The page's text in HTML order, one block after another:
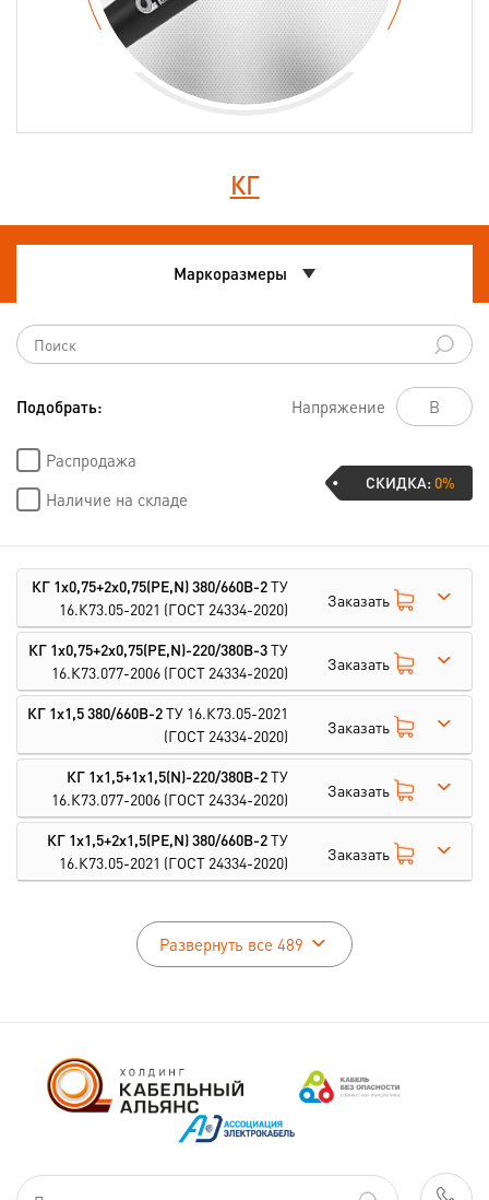
КГ
Маркоразмеры
Подобрать: Напряжение
Распродажа
Наличие на складе
СКИДКА:0%
КГ 1х0,75+2х0,75(PE,N) 380/660В-2ТУ
16.К73.05-2021 (ГОСТ 24334-2020) Заказать
КГ 1х0,75+2х0,75(PE,N)-220/380В-3ТУ
16.К73.077-2006 (ГОСТ 24334-2020) Заказать
КГ 1х1,5 380/660В-2ТУ 16.К73.05-2021
(ГОСТ 24334-2020)
Заказать
КГ 1х1,5+1х1,5(N)-220/380В-2ТУ
16.К73.077-2006 (ГОСТ 24334-2020) Заказать
КГ 1х1,5+2х1,5(PE,N) 380/660В-2ТУ
16.К73.05-2021 (ГОСТ 24334-2020) Заказать
Развернуть все 489